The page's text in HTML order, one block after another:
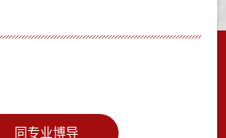
同专业博导